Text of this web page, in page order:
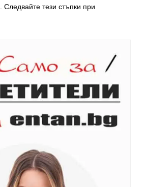
тези стъпки при